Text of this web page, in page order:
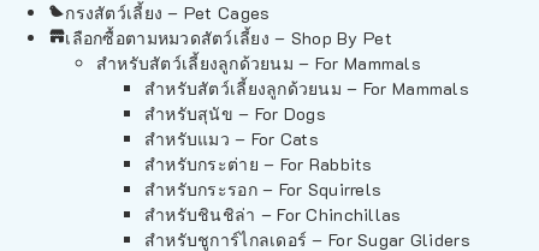
กรงสัตว์เลี้ยง – Pet Cages
เลือกซื้อตามหมวดสัตว์เลี้ยง – Shop By Pet
สำหรับสัตว์เลี้ยงลูกด้วยนม – For Mammals
สำหรับสัตว์เลี้ยงลูกด้วยนม – For Mammals
สำหรับสุนัข – For Dogs
สำหรับแมว – For Cats
สำหรับกระต่าย – For Rabbits
สำหรับกระรอก – For Squirrels
สำหรับชินชิล่า – For Chinchillas
สำหรับชูการ์ไกลเดอร์ – For Sugar Gliders